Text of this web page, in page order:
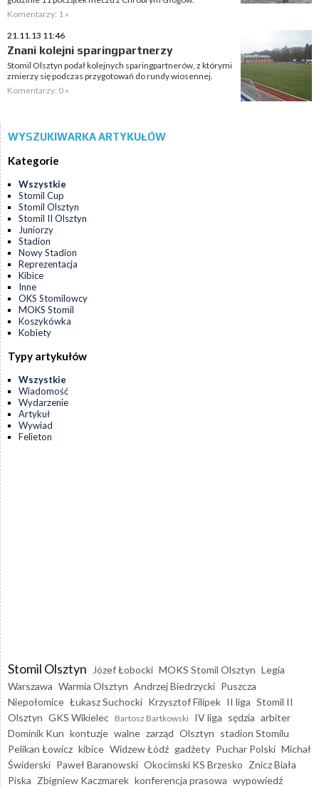
Komentarzy: 1 »
21.11.13 11:46
Znani kolejni sparingpartnerzy
Stomil Olsztyn podał kolejnych sparingpartnerów, z którymi
zmierzy się podczas przygotowań do rundy wiosennej.
Komentarzy: 0 »
WYSZUKIWARKA ARTYKUŁÓW
Kategorie
Wszystkie
Stomil Cup
Stomil Olsztyn
Stomil II Olsztyn
Juniorzy
Stadion
Nowy Stadion
Reprezentacja
Kibice
Inne
OKS Stomilowcy
MOKS Stomil
Koszykówka
Kobiety
Typy artykułów
Wszystkie
Wiadomość
Wydarzenie
Artykuł
Wywiad
Felieton
Stomil Olsztyn Józef Łobocki MOKS Stomil Olsztyn Legia
Warszawa Warmia Olsztyn Andrzej Biedrzycki Puszcza
Niepołomice Łukasz Suchocki Krzysztof Filipek II liga Stomil II
Olsztyn GKS Wikielec Bartosz Bartkowski IV liga sędzia arbiter
Dominik Kun kontuzje walne zarząd Olsztyn stadion Stomilu
Pelikan Łowicz kibice Widzew Łódź gadżety Puchar Polski Michał
Świderski Paweł Baranowski Okocimski KS Brzesko Znicz Biała
Piska Zbigniew Kaczmarek konferencja prasowa wypowiedź